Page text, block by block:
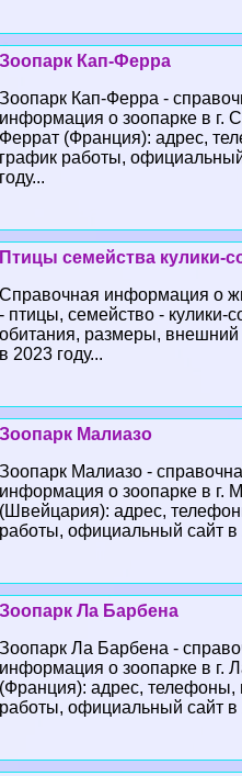
Зоопарк Кап-Ферра
Зоопарк Кап-Ферра -
информация о зоопарке в г.
Феррат (Франция): адрес,
график работы,
году...
Птицы семейства кулики-
Справочная информация о
- птицы, семейство - кулики-
обитания, размеры,
в 2023 году...
Зоопарк Малиазо
Зоопарк Малиазо -
информация о зоопарке в г.
(Швейцария): адрес,
работы, официальный сайт в
Зоопарк Ла Барбена
Зоопарк Ла Барбена -
информация о зоопарке в г.
(Франция): адрес, телефоны,
работы, официальный сайт в